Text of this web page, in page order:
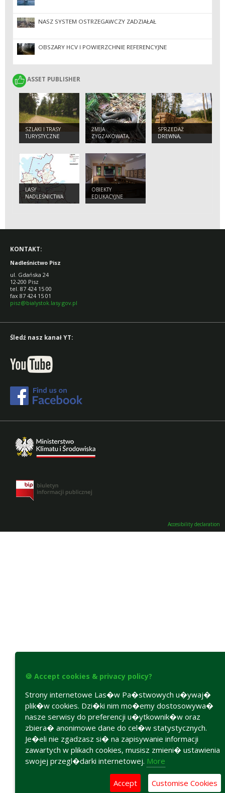
NASZ SYSTEM OSTRZEGAWCZY ZADZIAŁAŁ
OBSZARY HCV I POWIERZCHNIE REFERENCYJNE
ASSET PUBLISHER
ASSET PUBLISHER
SZLAKI I TRASY
TURYSTYCZNE
ŻMIJA
ZYGZAKOWATA,
NIEBEZPIECZNE
SPRZEDAŻ
DREWNA,
SADZONEK I
LASY
NADLEŚNICTWA
OBIEKTY
EDUKACYJNE
KONTAKT:
Nadleśnictwo Pisz
ul. Gdańska 24
12-200 Pisz
tel. 87 424 15 00
fax 87 424 15 01
pisz@bialystok.lasy.gov.pl
Śledź nasz kanał YT:
Accesibility declaration
🍪 Accept cookies & privacy policy?
Strony internetowe Las�w Pa�stwowych u�ywaj�
plik�w cookies. Dzi�ki nim mo�emy dostosowywa�
nasze serwisy do preferencji u�ytkownik�w oraz
zbiera� anonimowe dane do cel�w statystycznych.
Je�eli nie zgadzasz si� na zapisywanie informacji
zawartych w plikach cookies, musisz zmieni� ustawienia
swojej przegl�darki internetowej. More
Accept Customise Cookies